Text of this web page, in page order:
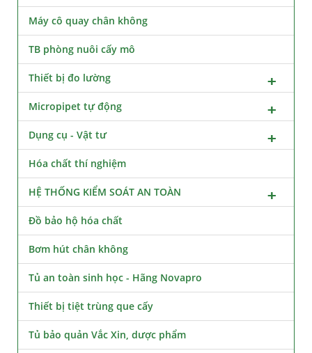
Máy cô quay chân không
TB phòng nuôi cấy mô
Thiết bị đo lường
Micropipet tự động
Dụng cụ - Vật tư
Hóa chất thí nghiệm
HỆ THỐNG KIỂM SOÁT AN TOÀN
Đồ bảo hộ hóa chất
Bơm hút chân không
Tủ an toàn sinh học - Hãng Novapro
Thiết bị tiệt trùng que cấy
Tủ bảo quản Vắc Xin, dược phẩm